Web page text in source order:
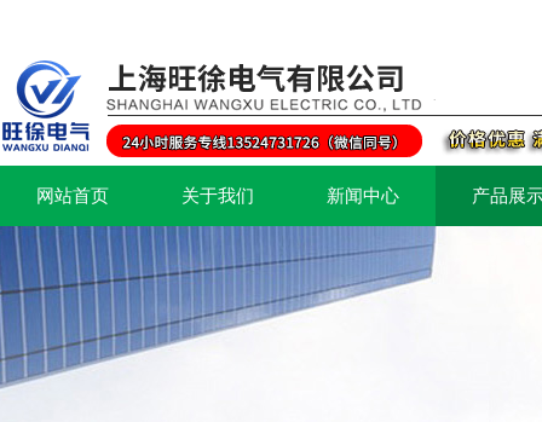
网站首页 关于我们 新闻中心 产品展